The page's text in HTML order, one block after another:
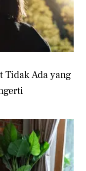
Tidak Ada yang